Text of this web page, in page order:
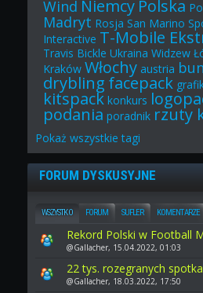
Wind Niemcy Polska
Madryt Rosja San Marino
Interactive T-Mobile
Travis Bickle Ukraina Widzew
Kraków Włochy austria
drybling facepack
kitspack konkurs
podania poradnik rzuty
Pokaż wszystkie tagi
FORUM DYSKUSYJNE
WSZYSTKO FORUM SUFLER KOMENTARZE
Rekord Polski w Football
@Gallacher, 15.04.2022, 01:03
22 tys. rozegranych
@Gallacher, 18.03.2022, 17:50